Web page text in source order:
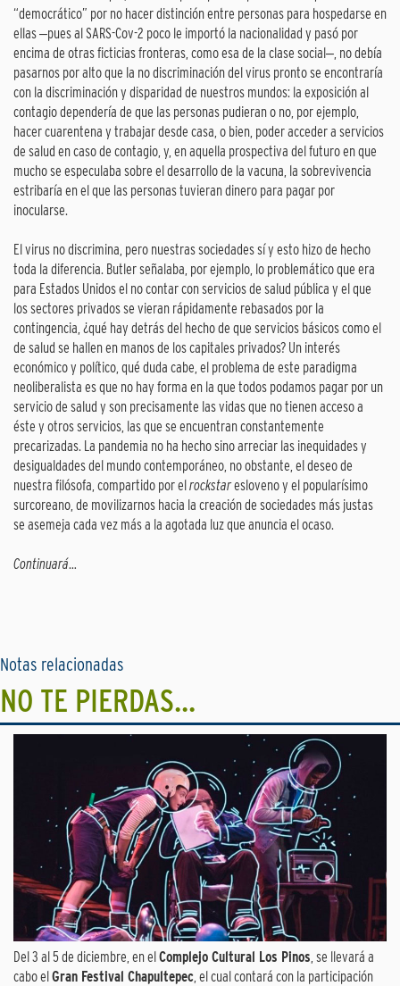
“democrático” por no hacer distinción entre personas para hospedarse en
ellas ‒pues al SARS-Cov-2 poco le importó la nacionalidad y pasó por
encima de otras ficticias fronteras, como esa de la clase social‒, no debía
pasarnos por alto que la no discriminación del virus pronto se encontraría
con la discriminación y disparidad de nuestros mundos: la exposición al
contagio dependería de que las personas pudieran o no, por ejemplo,
hacer cuarentena y trabajar desde casa, o bien, poder acceder a servicios
de salud en caso de contagio, y, en aquella prospectiva del futuro en que
mucho se especulaba sobre el desarrollo de la vacuna, la sobrevivencia
estribaría en el que las personas tuvieran dinero para pagar por
inocularse.
El virus no discrimina, pero nuestras sociedades sí y esto hizo de hecho
toda la diferencia. Butler señalaba, por ejemplo, lo problemático que era
para Estados Unidos el no contar con servicios de salud pública y el que
los sectores privados se vieran rápidamente rebasados por la
contingencia, ¿qué hay detrás del hecho de que servicios básicos como el
de salud se hallen en manos de los capitales privados? Un interés
económico y político, qué duda cabe, el problema de este paradigma
neoliberalista es que no hay forma en la que todos podamos pagar por un
servicio de salud y son precisamente las vidas que no tienen acceso a
éste y otros servicios, las que se encuentran constantemente
precarizadas. La pandemia no ha hecho sino arreciar las inequidades y
desigualdades del mundo contemporáneo, no obstante, el deseo de
nuestra filósofa, compartido por el rockstaresloveno y el popularísimo
surcoreano, de movilizarnos hacia la creación de sociedades más justas
se asemeja cada vez más a la agotada luz que anuncia el ocaso.
Continuará…
Notas relacionadas
NO TE PIERDAS...
Del 3 al 5 de diciembre, en elComplejo Cultural Los Pinos , se llevará a
cabo elGran Festival Chapultepec , el cual contará con la participación